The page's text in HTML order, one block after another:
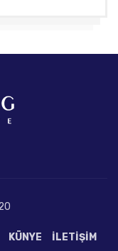
KÜNYE İLETIŞIM